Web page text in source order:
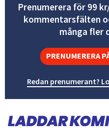
Prenumerera för 99
kommentarsfälten
många fler
PRENUMERERA
Redan prenumerant?